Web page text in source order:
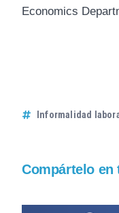
Economics
Informalidad
Compártelo